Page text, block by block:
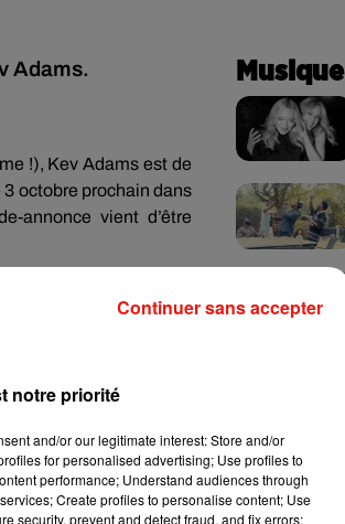
Adams.
!), Kev Adams est de
3 octobre prochain dans
annonce vient d’être
oublié sa fameuse
d’Aladin. Côté
dans le rôle du
Aladin à prendre la
Musique
notre priorité
and/or our legitimate interest: Store and/or
for personalised advertising; Use profiles to
performance; Understand audiences through
Create profiles to personalise content; Use
security, prevent and detect fraud, and fix errors;
Continuer sans accepter